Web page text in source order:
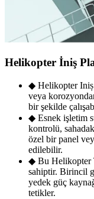
Helikopter İniş
◆ Helikopter Iniș
veya
bir şekilde
◆ Esnek işletim
kontrolü,
özel bir panel
edilebilir.
◆ Bu Helikopter
sahiptir. Birincil
yedek güç
tetikler.